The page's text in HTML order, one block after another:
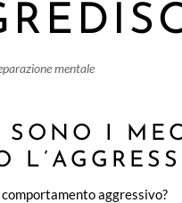
mentale
SONO I
aggressivo?